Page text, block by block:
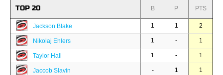
TOP 20 B P PTS
Jackson Blake 1 1 2
Nikolaj Ehlers 1 - 1
Taylor Hall 1 - 1
Jaccob Slavin - 1 1